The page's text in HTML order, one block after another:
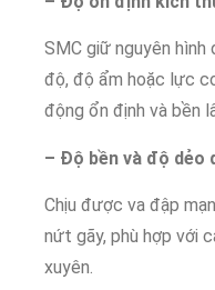
SMC giữ nguyên
độ, độ ẩm hoặc lực
động ổn định và bền
– Độ bền và độ dẻo
Chịu được va đập
nứt gãy, phù hợp với
xuyên.